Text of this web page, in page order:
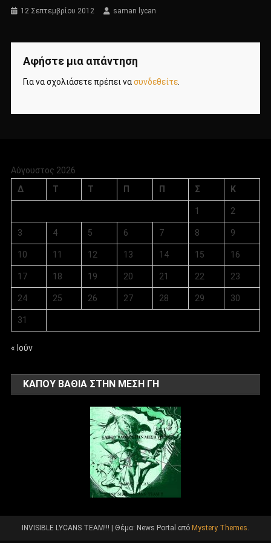
12 Σεπτεμβρίου 2012 saman lycan
Αφήστε μια απάντηση
Για να σχολιάσετε πρέπει νασυνδεθείτε.
Αύγουστος 2026
Δ
Τ Τ Π Π Σ Κ
1 2
3 4 5 6 7 8 9
10 11 12 13 14 15 16
17 18 19 20 21 22 23
24 25 26 27 28 29 30
31
« Ιούν
ΚΑΠΟΥ ΒΑΘΙΑ ΣΤΗΝ ΜΕΣΗ ΓΗ
INVISIBLE LYCANS TEAM!!! Θέμα: News Portal από Mystery Themes.